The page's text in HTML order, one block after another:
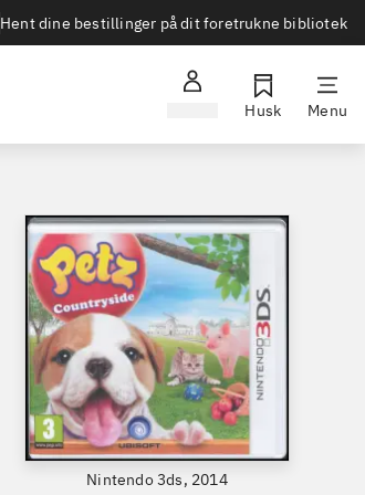
Hent dine bestillinger på dit foretrukne bibliotek
Husk Menu
Nintendo 3ds, 2014